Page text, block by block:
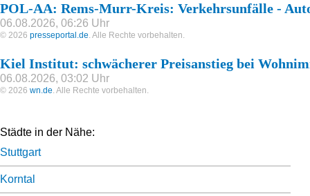
POL-AA: Rems-Murr-Kreis: Verkehrsunfälle -
06.08.2026, 06:26 Uhr
© 2026 presseportal.de. Alle Rechte vorbehalten.
Kiel Institut: schwächerer Preisanstieg bei
06.08.2026, 03:02 Uhr
© 2026 wn.de. Alle Rechte vorbehalten.
Städte in der Nähe:
Stuttgart
Korntal